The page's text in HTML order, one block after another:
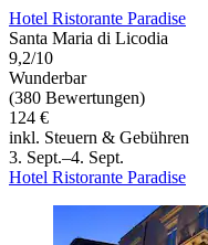
Hotel Ristorante Paradise
Santa Maria di Licodia
9,2/10
Wunderbar
(380 Bewertungen)
124 €
inkl. Steuern & Gebühren
3. Sept.–4. Sept.
Hotel Ristorante Paradise